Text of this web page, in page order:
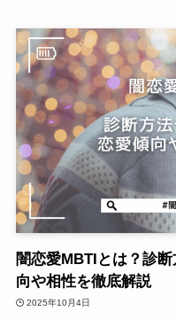
闇恋愛MBTIとは？診
向や相性を徹底解説
2025年10月4日